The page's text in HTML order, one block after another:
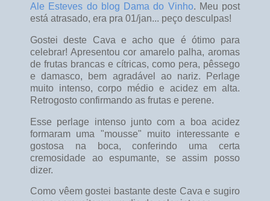
Ale Esteves do blog Dama do Vinho. Meu post
está atrasado, era pra 01/jan... peço desculpas!
Gostei deste Cava e acho que é ótimo para
celebrar! Apresentou cor amarelo palha, aromas
de frutas brancas e cítricas, como pera, pêssego
e damasco, bem agradável ao nariz. Perlage
muito intenso, corpo médio e acidez em alta.
Retrogosto confirmando as frutas e perene.
Esse perlage intenso junto com a boa acidez
formaram uma "mousse" muito interessante e
gostosa na boca, conferindo uma certa
cremosidade ao espumante, se assim posso
dizer.
Como vêem gostei bastante deste Cava e sugiro